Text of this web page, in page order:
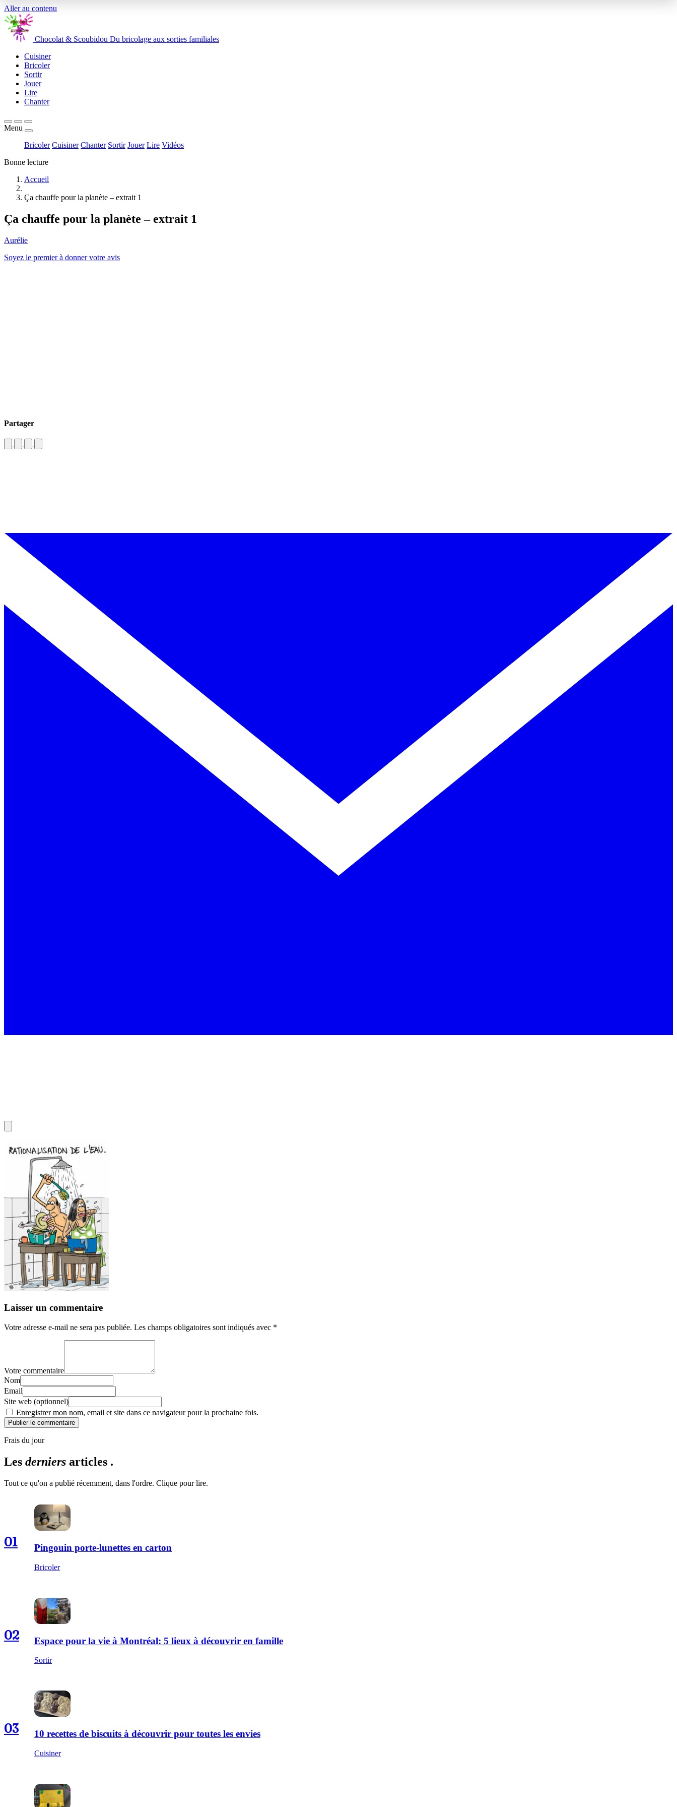
Aller au contenu
Chocolat & Scoubidou Du bricolage aux sorties familiales
Cuisiner
Bricoler
Sortir
Jouer
Lire
Chanter
Menu
Bricoler Cuisiner Chanter Sortir Jouer Lire Vidéos
Bonne lecture
Accueil
Ça chauffe pour la planète – extrait 1
Ça chauffe pour la planète – extrait 1
Aurélie
Soyez le premier à donner votre avis
Partager
Laisser un commentaire
Votre adresse e-mail ne sera pas publiée. Les champs obligatoires sont indiqués avec *
Votre commentaire
Nom
Email
Site web (optionnel)
Enregistrer mon nom, email et site dans ce navigateur pour la prochaine fois.
Publier le commentaire
Frais du jour
Les derniers articles .
Tout ce qu'on a publié récemment, dans l'ordre. Clique pour lire.
01 Pingouin porte-lunettes en carton
Bricoler
02 Espace pour la vie à Montréal: 5 lieux à découvrir en famille
Sortir
03 10 recettes de biscuits à découvrir pour toutes les envies
Cuisiner